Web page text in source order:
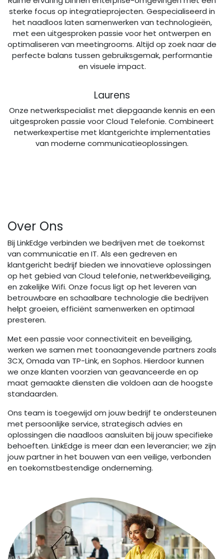
sterke focus op integratieprojecten. Gespecialiseerd in
het naadloos laten samenwerken van technologieën,
met een uitgesproken passie voor het ontwerpen en
optimaliseren van meetingrooms. Altijd op zoek naar de
perfecte balans tussen gebruiksgemak, performantie
en visuele impact.
Laurens
Onze netwerkspecialist met diepgaande kennis en een
uitgesproken passie voor Cloud Telefonie. Combineert
netwerkexpertise met klantgerichte implementaties
van moderne communicatieoplossingen.
Over Ons
Bij LinkEdge verbinden we bedrijven met de toekomst
van communicatie en IT. Als een gedreven en
klantgericht bedrijf bieden we innovatieve oplossingen
op het gebied van Cloud telefonie, netwerkbeveiliging,
en zakelijke Wifi. Onze focus ligt op het leveren van
betrouwbare en schaalbare technologie die bedrijven
helpt groeien, efficiënt samenwerken en optimaal
presteren.
Met een passie voor connectiviteit en beveiliging,
werken we samen met toonaangevende partners zoals
3CX, Omada van TP-Link, en Sophos. Hierdoor kunnen
we onze klanten voorzien van geavanceerde en op
maat gemaakte diensten die voldoen aan de hoogste
standaarden.
Ons team is toegewijd om jouw bedrijf te ondersteunen
met persoonlijke service, strategisch advies en
oplossingen die naadloos aansluiten bij jouw specifieke
behoeften. LinkEdge is meer dan een leverancier; we zijn
jouw partner in het bouwen van een veilige, verbonden
en toekomstbestendige onderneming.